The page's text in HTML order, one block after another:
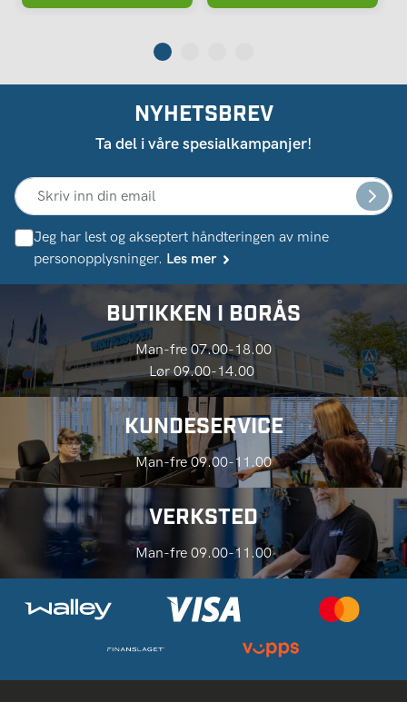
NYHETSBREV
Ta del i våre spesialkampanjer!
Jeg har lest og akseptert håndteringen av mine
personopplysninger. Les mer
BUTIKKEN I BORÅS
Man-fre 07.00-18.00
Lør 09.00-14.00
KUNDESERVICE
Man-fre 09.00-11.00
VERKSTED
Man-fre 09.00-11.00